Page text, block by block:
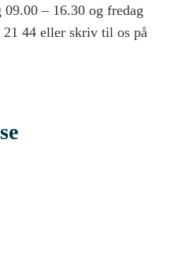
– 16.30 og fredag
44 eller skriv til os på